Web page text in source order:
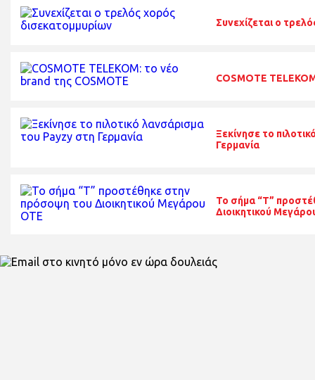
Συνεχίζεται ο
COSMOTE
Ξεκίνησε το
Γερμανία
To σήμα “T”
Διοικητικού